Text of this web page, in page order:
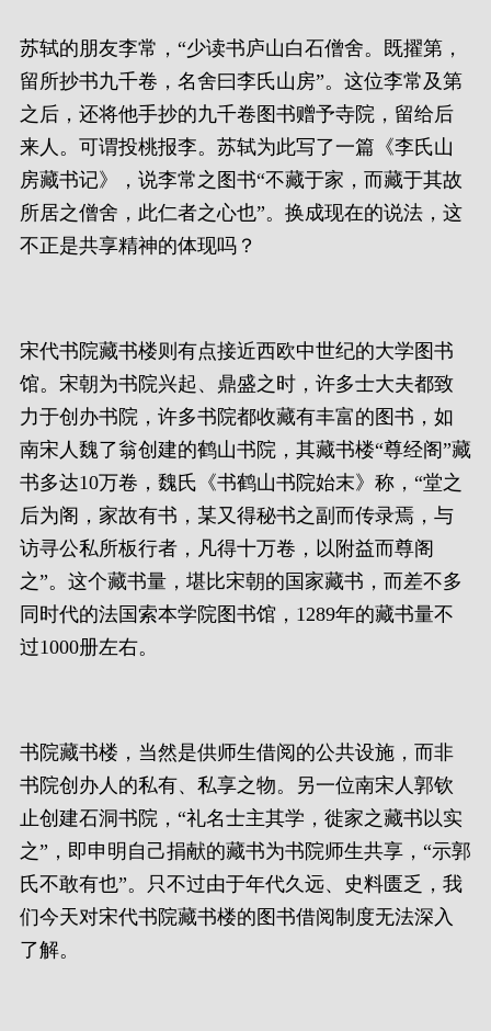
苏轼的朋友李常，“少读书庐山白石僧舍。既擢第，
留所抄书九千卷，名舍曰李氏山房”。这位李常及第
之后，还将他手抄的九千卷图书赠予寺院，留给后
来人。可谓投桃报李。苏轼为此写了一篇《李氏山
房藏书记》，说李常之图书“不藏于家，而藏于其故
所居之僧舍，此仁者之心也”。换成现在的说法，这
不正是共享精神的体现吗？
宋代书院藏书楼则有点接近西欧中世纪的大学图书
馆。宋朝为书院兴起、鼎盛之时，许多士大夫都致
力于创办书院，许多书院都收藏有丰富的图书，如
南宋人魏了翁创建的鹤山书院，其藏书楼“尊经阁”藏
书多达10万卷，魏氏《书鹤山书院始末》称，“堂之
后为阁，家故有书，某又得秘书之副而传录焉，与
访寻公私所板行者，凡得十万卷，以附益而尊阁
之”。这个藏书量，堪比宋朝的国家藏书，而差不多
同时代的法国索本学院图书馆，1289年的藏书量不
过1000册左右。
书院藏书楼，当然是供师生借阅的公共设施，而非
书院创办人的私有、私享之物。另一位南宋人郭钦
止创建石洞书院，“礼名士主其学，徙家之藏书以实
之”，即申明自己捐献的藏书为书院师生共享，“示郭
氏不敢有也”。只不过由于年代久远、史料匮乏，我
们今天对宋代书院藏书楼的图书借阅制度无法深入
了解。